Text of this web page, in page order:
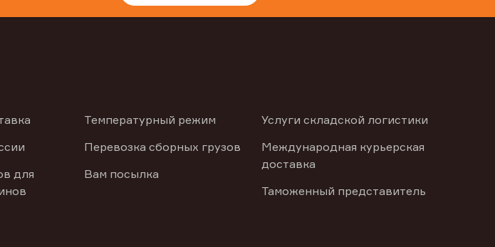
для
Температурный режим
Перевозка сборных грузов
Вам посылка
Услуги складской логистики
Международная курьерская
доставка
Таможенный представитель